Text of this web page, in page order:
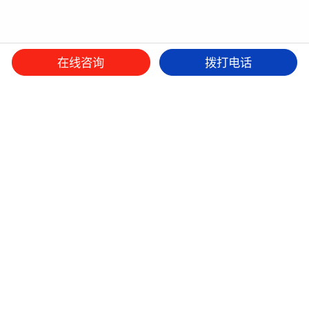
在线咨询 拨打电话